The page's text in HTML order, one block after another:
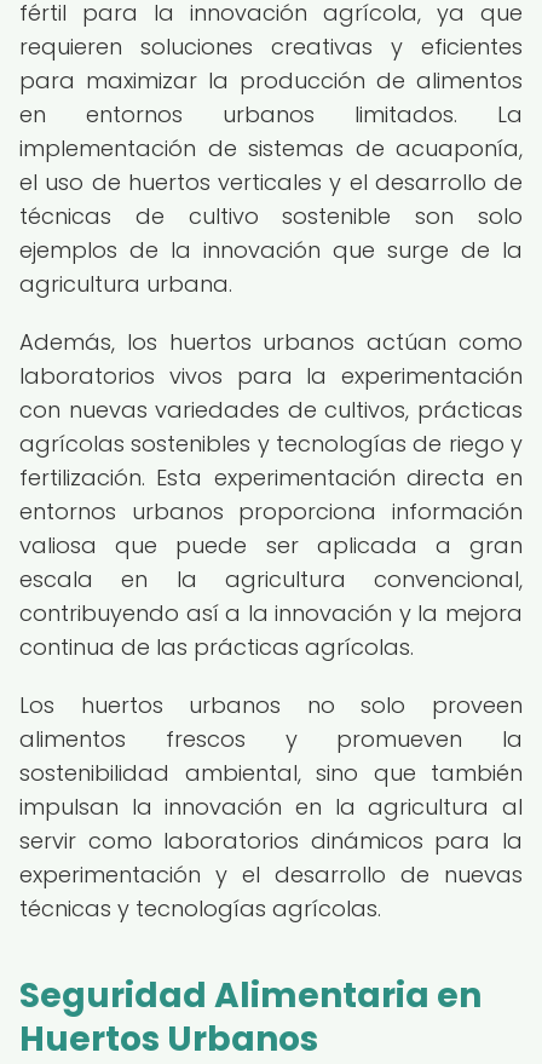
fértil para la innovación agrícola, ya que
requieren soluciones creativas y eficientes
para maximizar la producción de alimentos
en entornos urbanos limitados. La
implementación de sistemas de acuaponía,
el uso de huertos verticales y el desarrollo de
técnicas de cultivo sostenible son solo
ejemplos de la innovación que surge de la
agricultura urbana.
Además, los huertos urbanos actúan como
laboratorios vivos para la experimentación
con nuevas variedades de cultivos, prácticas
agrícolas sostenibles y tecnologías de riego y
fertilización. Esta experimentación directa en
entornos urbanos proporciona información
valiosa que puede ser aplicada a gran
escala en la agricultura convencional,
contribuyendo así a la innovación y la mejora
continua de las prácticas agrícolas.
Los huertos urbanos no solo proveen
alimentos frescos y promueven la
sostenibilidad ambiental, sino que también
impulsan la innovación en la agricultura al
servir como laboratorios dinámicos para la
experimentación y el desarrollo de nuevas
técnicas y tecnologías agrícolas.
Seguridad Alimentaria en
Huertos Urbanos